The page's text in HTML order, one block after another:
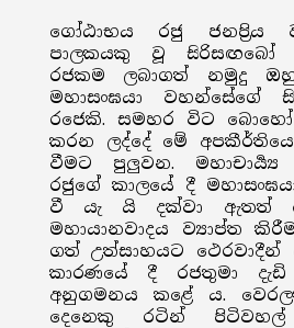
ගෝඨාභය රජු ජනප්‍රිය
පාලකයකු වූ සිරිසඟබෝ
රජකම ලබාගත් නමුදු
මහාසංඝයා වහන්සේගේ
රජෙකි. සමහර විට
කරන ලද්දේ මේ
වීමට පුලුවන.
රජුගේ කාලයේ දී
වී යැ යි දක්වා ඇතත්
මහායානවාදය ව්‍යාප්ත
ගත් උත්සාහයට
කාරණයේ දී රජතුමා දැඩි
අනුගමනය කළේ ය.
දෙනෙකු රටින්